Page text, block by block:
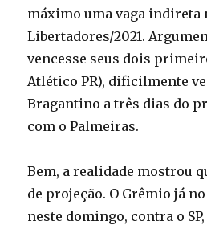
máximo uma vaga indireta
Libertadores/2021.
vencesse seus dois
Atlético PR), dificilmente
Bragantino a três dias do
com o Palmeiras.
Bem, a realidade mostrou
de projeção. O Grêmio já
neste domingo, contra o